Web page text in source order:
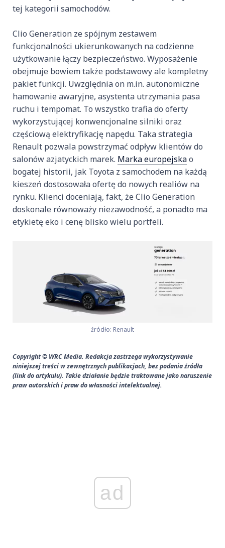
tej kategorii samochodów.
Clio Generation ze spójnym zestawem
funkcjonalności ukierunkowanych na codzienne
użytkowanie łączy bezpieczeństwo. Wyposażenie
obejmuje bowiem także podstawowy ale kompletny
pakiet funkcji. Uwzględnia on m.in. autonomiczne
hamowanie awaryjne, asystenta utrzymania pasa
ruchu i tempomat. To wszystko trafia do oferty
wykorzystującej konwencjonalne silniki oraz
częściową elektryfikację napędu. Taka strategia
Renault pozwala powstrzymać odpływ klientów do
salonów azjatyckich marek. Marka europejskao
bogatej historii, jak Toyota z samochodem na każdą
kieszeń dostosowała ofertę do nowych realiów na
rynku. Klienci doceniają, fakt, że Clio Generation
doskonale równoważy niezawodność, a ponadto ma
etykietę eko i cenę blisko wielu portfeli.
źródło: Renault
Copyright © WRC Media. Redakcja zastrzega wykorzystywanie
niniejszej treści w zewnętrznych publikacjach, bez podania źródła
(link do artykułu). Takie działanie będzie traktowane jako naruszenie
praw autorskich i praw do własności intelektualnej.
ad